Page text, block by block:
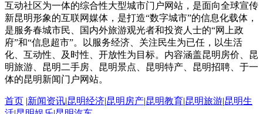
互动社区为一体的综合性大型城市门户网站，是面向全球宣传
新昆明形象的互联网媒体，是打造“数字城市”的信息化载体，
是服务春城市民、国内外旅游观光者和投资人士的“网上政
府”和“信息超市”。以服务经济、关注民生为已任，以生活
化、互动性、及时性、开放性为目标。内容涵盖昆明房价、昆
明旅游、昆明二手房、昆明景点、昆明特产、昆明招聘、于一
体的昆明新闻门户网站。
首页 |新闻资讯|昆明经济|昆明房产|昆明教育|昆明旅游|昆明生